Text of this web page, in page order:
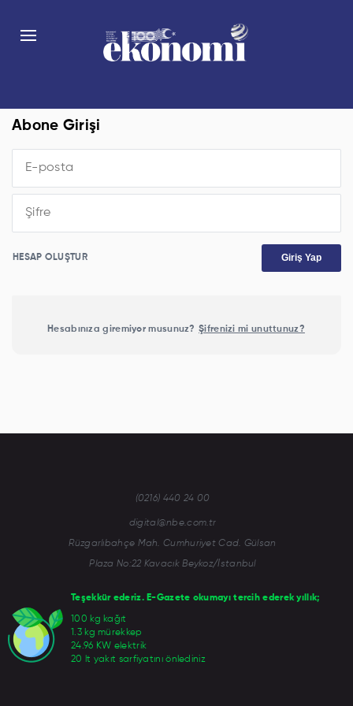
Abone Girişi
HESAP OLUŞTUR Giriş Yap
Hesabınıza giremiyor musunuz? Şifrenizi mi unuttunuz?
Teşekkür ederiz. E-Gazete okumayı tercih ederek yıllık;
100 kg kağıt
1.3 kg mürekkep
24.96 KW elektrik
20 lt yakıt sarfiyatını önlediniz
(0216) 440 24 00
digital@nbe.com.tr
Rüzgarlıbahçe Mah. Cumhuriyet Cad. Gülsan
Plaza No:22 Kavacık Beykoz/İstanbul